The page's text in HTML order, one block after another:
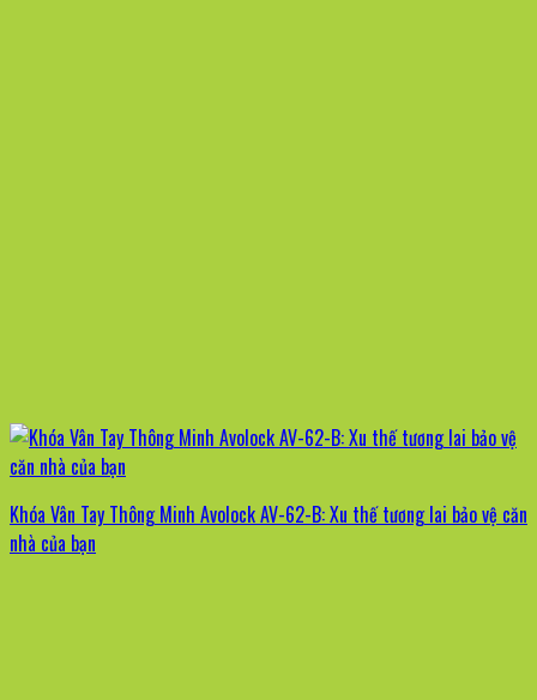
Khóa Vân Tay Thông Minh Avolock AV-62-B: Xu thế tương lai bảo vệ căn
nhà của bạn